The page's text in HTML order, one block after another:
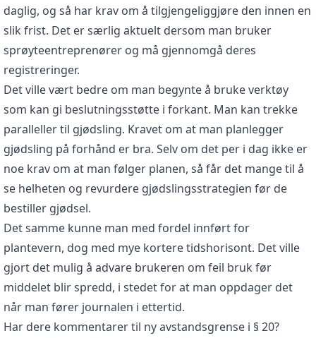
daglig, og så har krav om å tilgjengeliggjøre den innen en
slik frist. Det er særlig aktuelt dersom man bruker
sprøyteentreprenører og må gjennomgå deres
registreringer.
Det ville vært bedre om man begynte å bruke verktøy
som kan gi beslutningsstøtte i forkant. Man kan trekke
paralleller til gjødsling. Kravet om at man planlegger
gjødsling på forhånd er bra. Selv om det per i dag ikke er
noe krav om at man følger planen, så får det mange til å
se helheten og revurdere gjødslingsstrategien før de
bestiller gjødsel.
Det samme kunne man med fordel innført for
plantevern, dog med mye kortere tidshorisont. Det ville
gjort det mulig å advare brukeren om feil bruk før
middelet blir spredd, i stedet for at man oppdager det
når man fører journalen i ettertid.
Har dere kommentarer til ny avstandsgrense i § 20?